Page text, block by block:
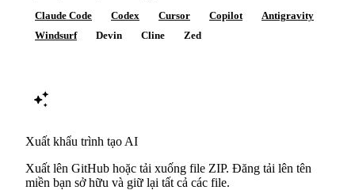
Claude Code Codex Cursor Copilot
Antigravity
Windsurf
Devin Cline Zed
Xuất khẩu trình tạo AI
Xuất lên GitHub hoặc tải xuống file ZIP. Đăng tải lên tên
miền bạn sở hữu và giữ lại tất cả các file.